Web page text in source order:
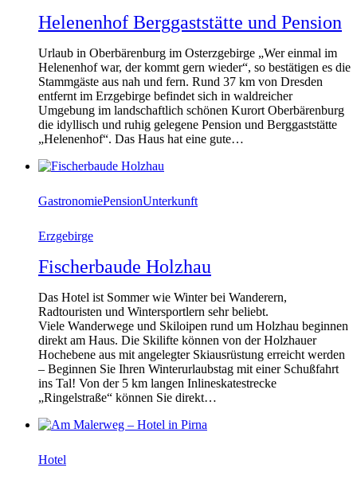
Helenenhof Berggaststätte und Pension
Urlaub in Oberbärenburg im Osterzgebirge „Wer einmal im
Helenenhof war, der kommt gern wieder“, so bestätigen es die
Stammgäste aus nah und fern. Rund 37 km von Dresden
entfernt im Erzgebirge befindet sich in waldreicher
Umgebung im landschaftlich schönen Kurort Oberbärenburg
die idyllisch und ruhig gelegene Pension und Berggaststätte
„Helenenhof“. Das Haus hat eine gute…
GastronomiePensionUnterkunft
Erzgebirge
Fischerbaude Holzhau
Das Hotel ist Sommer wie Winter bei Wanderern,
Radtouristen und Wintersportlern sehr beliebt.
Viele Wanderwege und Skiloipen rund um Holzhau beginnen
direkt am Haus. Die Skilifte können von der Holzhauer
Hochebene aus mit angelegter Skiausrüstung erreicht werden
– Beginnen Sie Ihren Winterurlaubstag mit einer Schußfahrt
ins Tal! Von der 5 km langen Inlineskatestrecke
„Ringelstraße“ können Sie direkt…
Hotel